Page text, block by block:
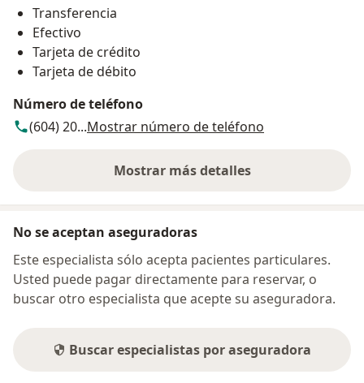
Transferencia
Efectivo
Tarjeta de crédito
Tarjeta de débito
Número de teléfono
(604) 20...Mostrar número de teléfono
Mostrar más detalles
sobre la dirección
No se aceptan aseguradoras
Este especialista sólo acepta pacientes particulares.
Usted puede pagar directamente para reservar, o
buscar otro especialista que acepte su aseguradora.
Buscar especialistas por aseguradora